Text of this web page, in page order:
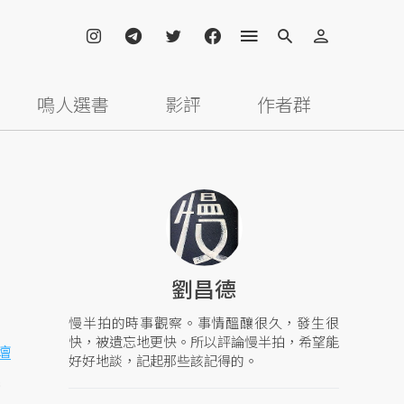
鳴人選書 影評 作者群
劉昌德
慢半拍的時事觀察。事情醞釀很久，發生很
快，被遺忘地更快。所以評論慢半拍，希望能
好好地談，記起那些該記得的。